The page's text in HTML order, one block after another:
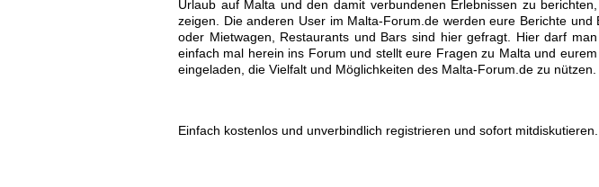
Urlaub auf Malta und den damit verbundenen Erlebnissen zu
zeigen. Die anderen User im Malta-Forum.de werden eure Berichte
oder Mietwagen, Restaurants und Bars sind hier gefragt. Hier darf
einfach mal herein ins Forum und stellt eure Fragen zu Malta und
eingeladen, die Vielfalt und Möglichkeiten des Malta-Forum.de zu nützen.
Einfach kostenlos und unverbindlich registrieren und sofort mitdiskutieren.